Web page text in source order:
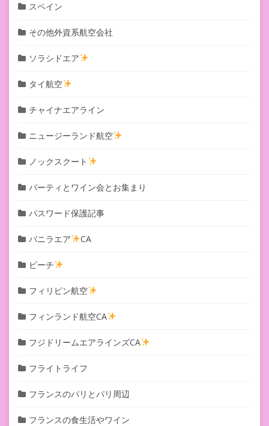
スペイン
その他外資系航空会社
ソラシドエア
タイ航空
チャイナエアライン
ニュージーランド航空
ノックスクート
パーティとワイン会とお集まり
パスワード保護記事
バニラエア CA
ピーチ
フィリピン航空
フィンランド航空CA
フジドリームエアラインズCA
フライトライフ
フランスのパリとパリ周辺
フランスの食生活やワイン